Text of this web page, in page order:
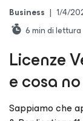
Business | 1/4/
6min di lettura
Licenze
e cosa no
Sappiamo che